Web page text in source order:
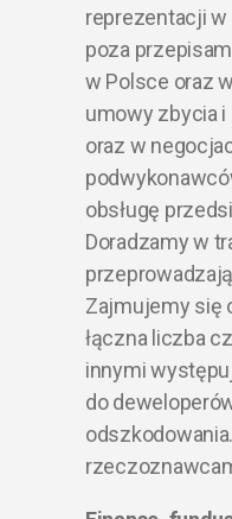
reprezentacji
poza
w Polsce oraz
umowy zbycia
oraz w
obsługę
Doradzamy w
Zajmujemy się
łączna liczba
innymi
do